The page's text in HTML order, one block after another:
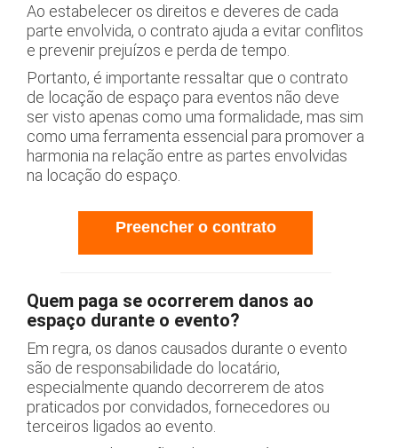
Ao estabelecer os direitos e deveres de cada
parte envolvida, o contrato ajuda a evitar conflitos
e prevenir prejuízos e perda de tempo.
Portanto, é importante ressaltar que o contrato
de locação de espaço para eventos não deve
ser visto apenas como uma formalidade, mas sim
como uma ferramenta essencial para promover a
harmonia na relação entre as partes envolvidas
na locação do espaço.
Preencher o contrato
Quem paga se ocorrerem danos ao
espaço durante o evento?
Em regra, os danos causados durante o evento
são de responsabilidade do locatário,
especialmente quando decorrerem de atos
praticados por convidados, fornecedores ou
terceiros ligados ao evento.